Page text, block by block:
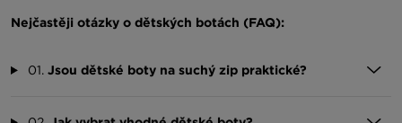
Nejčastěji otázky o dětských botách (FAQ):
01. Jsou dětské boty na suchý zip praktické?